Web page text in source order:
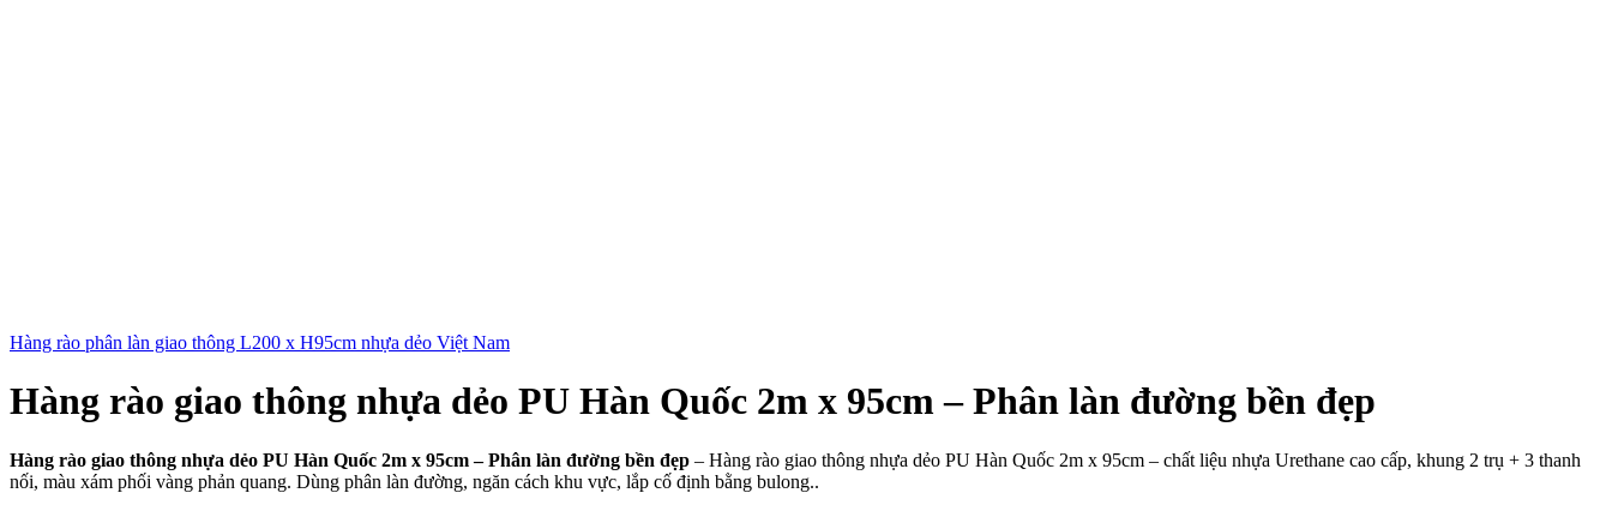
Hàng rào phân làn giao thông L200 x H95cm nhựa dẻo Việt Nam
Hàng rào giao thông nhựa dẻo PU Hàn Quốc 2m x 95cm – Phân làn đường bền đẹp
Hàng rào giao thông nhựa dẻo PU Hàn Quốc 2m x 95cm – Phân làn đường bền đẹp – Hàng rào giao thông nhựa dẻo PU Hàn Quốc 2m x 95cm – chất liệu nhựa Urethane cao cấp, khung 2 trụ + 3 thanh
nối, màu xám phối vàng phản quang. Dùng phân làn đường, ngăn cách khu vực, lắp cố định bằng bulong..